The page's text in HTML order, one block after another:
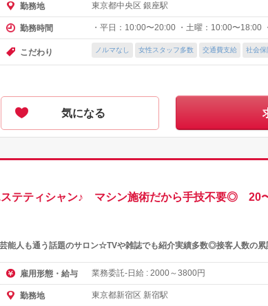
勤務地 東京都中央区 銀座駅
勤務時間 ・平日：10:00〜20:00 ・土曜：10:00〜18:00
こだわり ノルマなし 女性スタッフ多数 交通費支給 社会保
気になる
ティシャン♪ マシン施術だから手技不要◎ 20
芸能人も通う話題のサロン☆TVや雑誌でも紹介実績多数◎接客人数の累
雇用形態・給与 業務委託-日給 : 2000～3800円
勤務地 東京都新宿区 新宿駅